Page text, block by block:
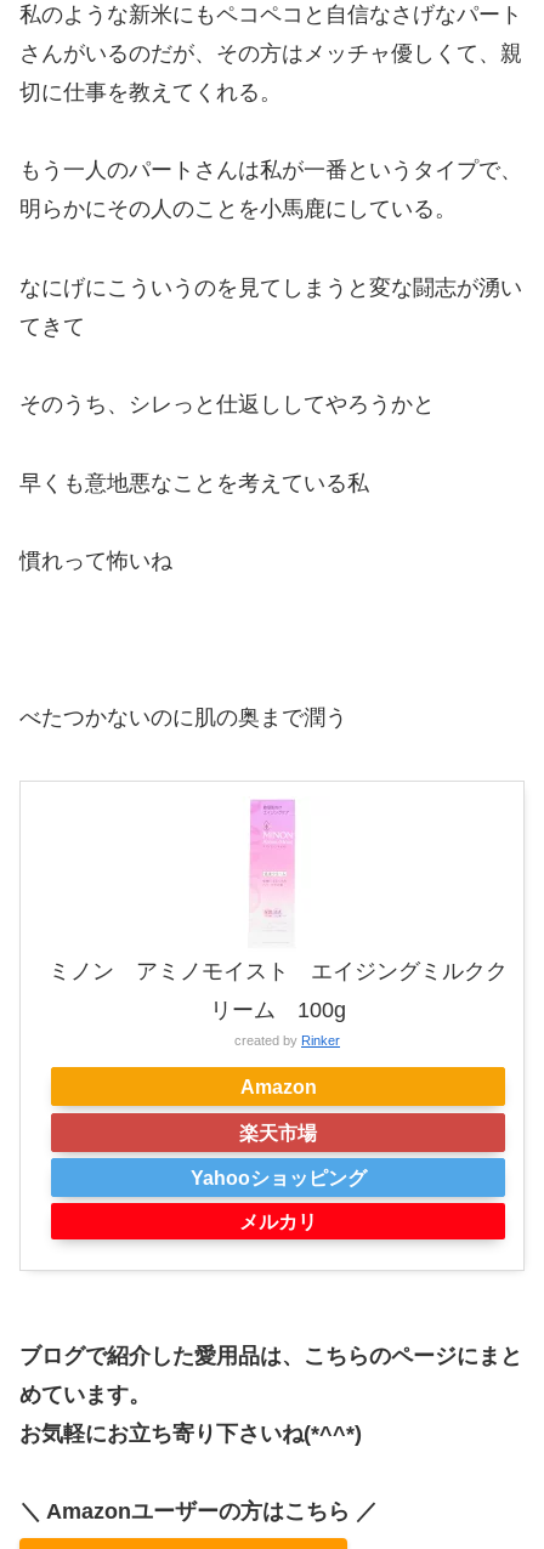
私のような新米にもペコペコと自信なさげなパート
さんがいるのだが、その方はメッチャ優しくて、親
切に仕事を教えてくれる。
もう一人のパートさんは私が一番というタイプで、
明らかにその人のことを小馬鹿にしている。
なにげに こういうのを見てしまうと変な闘志が湧い
てきて
そのうち、シレっと仕返ししてやろうかと
早くも意地悪なことを考えている私
慣れって怖いね
べたつかないのに肌の奥まで潤う
ミノン アミノモイスト エイジングミルクク
リーム 100g
created by Rinker
Amazon
楽天市場
Yahooショッピング
メルカリ
ブログで紹介した愛用品は、こちらのページにまと
めています。
お気軽にお立ち寄り下さいね(*^^*)
＼ Amazonユーザーの方はこちら ／